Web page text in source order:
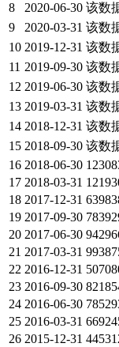
8
2020-06-30 该数
9
2020-03-31 该数
10 2019-12-31 该数
11 2019-09-30 该数
12 2019-06-30 该数
13 2019-03-31 该数
14 2018-12-31 该数
15 2018-09-30 该数
16 2018-06-30
17 2018-03-31
18 2017-12-31
19 2017-09-30
20 2017-06-30
21 2017-03-31
22 2016-12-31
23 2016-09-30
24 2016-06-30
25 2016-03-31
26 2015-12-31